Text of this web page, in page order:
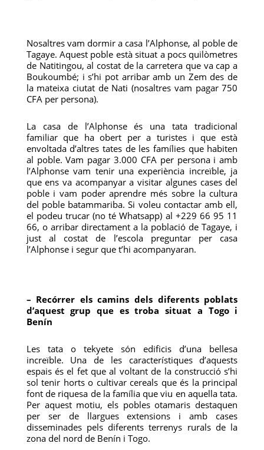
Nosaltres vam dormir a casa l’Alphonse, al poble de
Tagaye. Aquest poble està situat a pocs quilòmetres
de Natitingou, al costat de la carretera que va cap a
Boukoumbé; i s’hi pot arribar amb un Zem des de
la mateixa ciutat de Nati (nosaltres vam pagar 750
CFA per persona).
La casa de l’Alphonse és una tata tradicional
familiar que ha obert per a turistes i que està
envoltada d’altres tates de les famílies que habiten
al poble. Vam pagar 3.000 CFA per persona i amb
l’Alphonse vam tenir una experiència increïble, ja
que ens va acompanyar a visitar algunes cases del
poble i vam poder aprendre més sobre la cultura
del poble batammariba. Si voleu contactar amb ell,
el podeu trucar (no té Whatsapp) al +229 66 95 11
66, o arribar directament a la població de Tagaye, i
just al costat de l’escola preguntar per casa
l’Alphonse i segur que t’hi acompanyaran.
– Recórrer els camins dels diferents poblats
d’aquest grup que es troba situat a Togo i
Benín
Les tata o tekyete són edificis d’una bellesa
increïble. Una de les característiques d’aquests
espais és el fet que al voltant de la construcció s’hi
sol tenir horts o cultivar cereals que és la principal
font de riquesa de la família que viu en aquella tata.
Per aquest motiu, els pobles otamaris destaquen
per ser de llargues extensions i amb cases
disseminades pels diferents terrenys rurals de la
zona del nord de Benín i Togo.